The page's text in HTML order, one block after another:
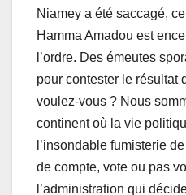
Niamey a été saccagé,
Hamma Amadou est
l’ordre. Des émeutes
pour contester le résultat
voulez-vous ? Nous
continent où la vie
l’insondable fumisterie
de compte, vote ou pas
l’administration qui